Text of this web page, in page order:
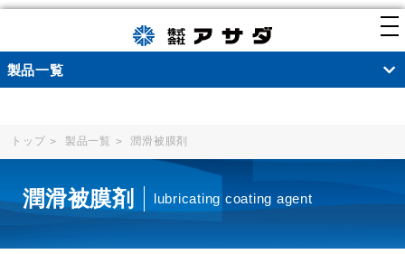
パ
ン
ず
トップ 製品一覧 潤滑被膜剤
製品一覧
潤滑被膜剤 lubricating coating agent